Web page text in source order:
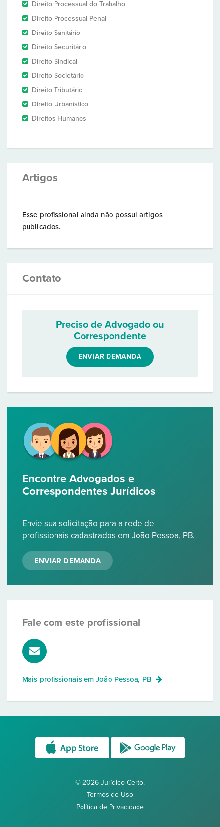
Direito Processual do Trabalho
Direito Processual Penal
Direito Sanitário
Direito Securitário
Direito Sindical
Direito Societário
Direito Tributário
Direito Urbanístico
Direitos Humanos
Artigos
Esse profissional ainda não possui artigos
publicados.
Contato
Preciso de Advogado ou
Correspondente
ENVIAR DEMANDA
Encontre Advogados e
Correspondentes Jurídicos
Envie sua solicitação para a rede de
profissionais cadastrados em João Pessoa, PB.
ENVIAR DEMANDA
Fale com este profissional
Mais profissionais emJoão Pessoa, PB
© 2026 Jurídico Certo.
Termos de Uso
Política de Privacidade